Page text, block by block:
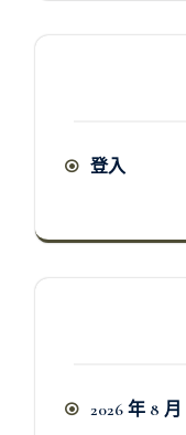
登入
2026 年 8 月